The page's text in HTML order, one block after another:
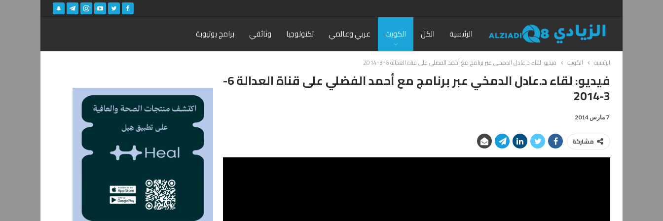
الرئيسية الكل الكويت عربي وعالمي تكنولوجيا وثائقي برامج يوتيوبة
الرئيسية الكويت فيديو: لقاء د.عادل الدمخي عبر برنامج مع أحمد الفضلي على قناة العدالة 6-3-2014
فيديو: لقاء د.عادل الدمخي عبر برنامج مع أحمد الفضلي على قناة العدالة 6-
3-2014
7 مارس 2014
مشاركة